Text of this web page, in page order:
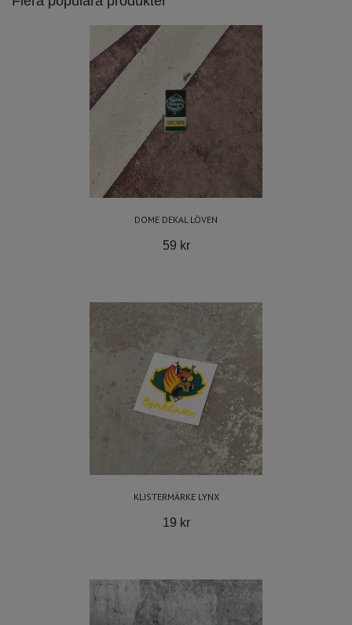
DOME DEKAL LÖVEN
59 kr
KLISTERMÄRKE LYNX
19 kr